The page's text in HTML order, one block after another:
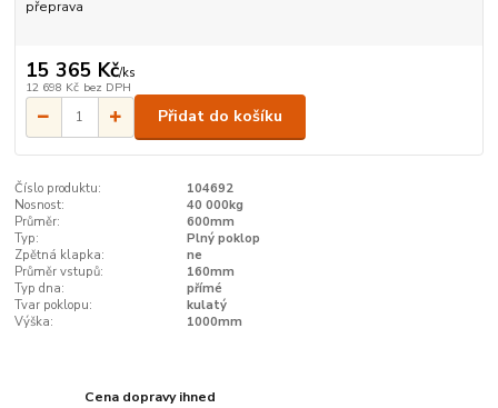
přeprava
15 365 Kč/ks
12 698 Kč bez DPH
Přidat do košíku
Číslo produktu:
104692
Nosnost:
40 000kg
Průměr:
600mm
Typ:
Plný poklop
Zpětná klapka:
ne
Průměr vstupů:
160mm
Typ dna:
přímé
Tvar poklopu:
kulatý
Výška:
1000mm
Cena dopravy ihned